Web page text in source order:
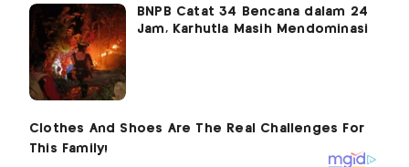
BNPB Catat 34 Bencana dalam 24
Jam, Karhutla Masih Mendominasi